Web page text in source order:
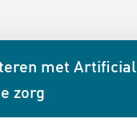
met Artificial
zorg